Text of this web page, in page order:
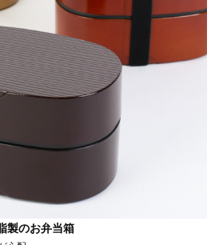
製のお弁当箱